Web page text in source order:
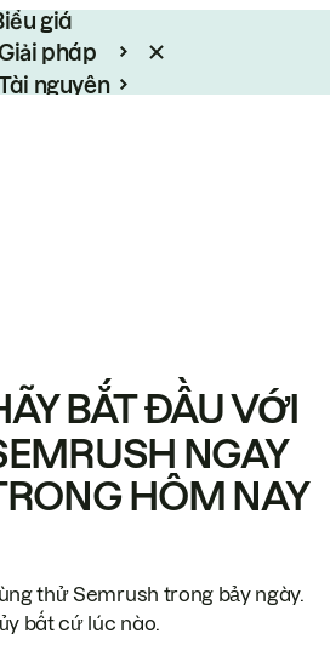
giá
pháp
nguyên
BẮT ĐẦU VỚI
NGAY
HÔM NAY
thử Semrush trong bảy ngày.
bất cứ lúc nào.